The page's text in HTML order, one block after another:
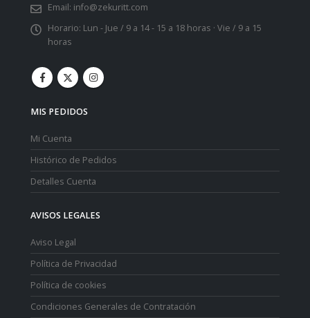
Email: info@zekuritt.com
Horario: Lun - Jue / 9 a 14 - 15 a 18 horas · Vie / 9 a 15
horas
MIS PEDIDOS
Mi Cuenta
Histórico de Pedidos
Detalles Cuenta
AVISOS LEGALES
Aviso Legal
Política de Privacidad
Política de cookies
Condiciones Generales de Contratación